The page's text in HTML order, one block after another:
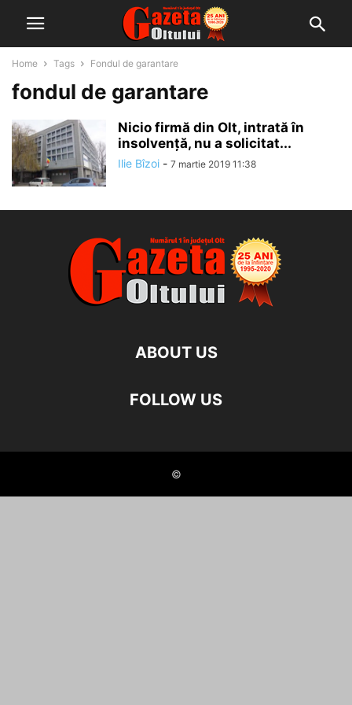
Home Tags Fondul de garantare
fondul de garantare
Nicio firmă din Olt, intrată în
insolvenţă, nu a solicitat...
Ilie Bîzoi - 7 martie 2019 11:38
ABOUT US
FOLLOW US
©